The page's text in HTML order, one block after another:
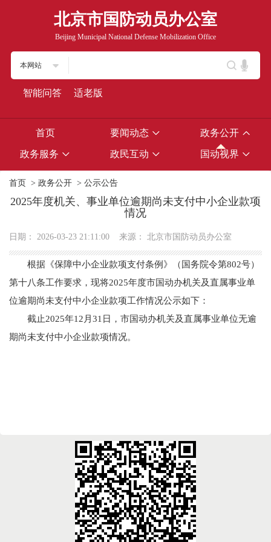
北京市国防动员办公室
Beijing Municipal National Defense Mobilization Office
本网站
智能问答 适老版
首页 要闻动态 政务公开
政务服务 政民互动 国动视界
首页 > 政务公开 > 公示公告
2025年度机关、事业单位逾期尚未支付中小企业款项
情况
日期： 2026-03-23 21:11:00 来源： 北京市国防动员办公室
根据《保障中小企业款项支付条例》（国务院令第802号）
第十八条工作要求，现将2025年度市国动办机关及直属事业单
位逾期尚未支付中小企业款项工作情况公示如下：
截止2025年12月31日，市国动办机关及直属事业单位无逾
期尚未支付中小企业款项情况。